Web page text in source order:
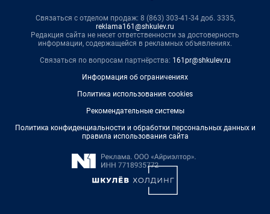
Связаться с отделом продаж: 8 (863) 303-41-34 доб. 3335,
reklama161@shkulev.ru
Редакция сайта не несет ответственности за достоверность
информации, содержащейся в рекламных объявлениях.
Связаться по вопросам партнёрства: 161pr@shkulev.ru
Информация об ограничениях
Политика использования cookies
Рекомендательные системы
Политика конфиденциальности и обработки персональных данных и
правила использования сайта